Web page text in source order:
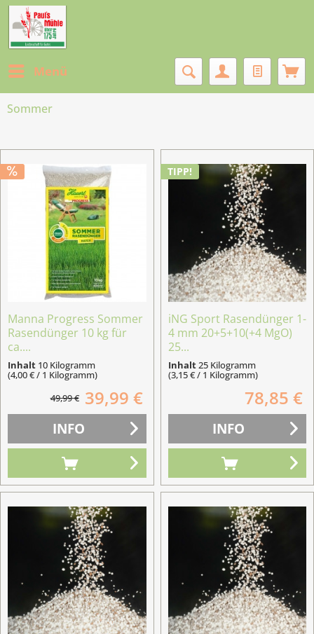
Menü
Sommer
Manna Progress Sommer
Rasendünger 10 kg für
ca....
Inhalt 10 Kilogramm
(4,00 € / 1 Kilogramm)
49,99 € 39,99 €
INFO
TIPP!
iNG Sport Rasendünger 1-
4 mm 20+5+10(+4 MgO)
25...
Inhalt25 Kilogramm
(3,15 € / 1 Kilogramm)
78,85 €
INFO